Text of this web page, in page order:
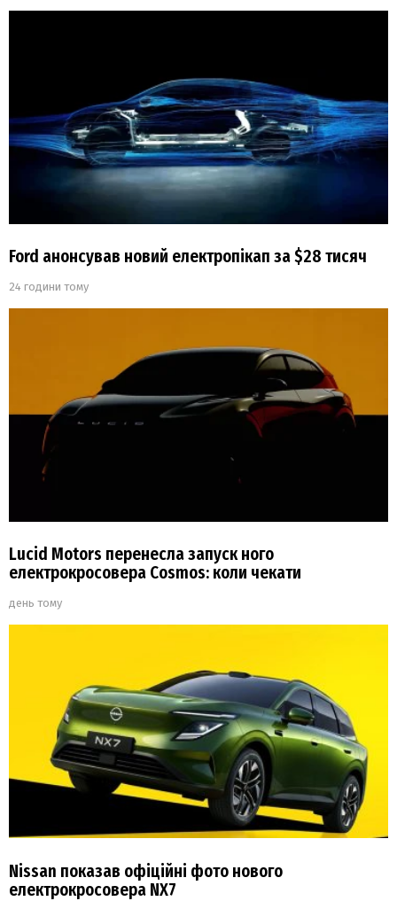
Ford анонсував новий електропікап за $28 тисяч
24 години тому
Lucid Motors перенесла запуск ного
електрокросовера Cosmos: коли чекати
день тому
Nissan показав офіційні фото нового
електрокросовера NX7